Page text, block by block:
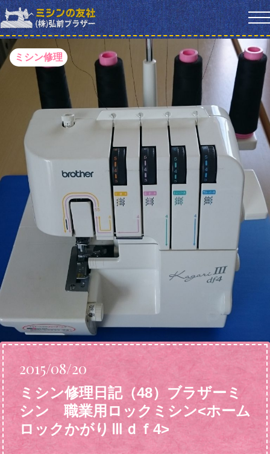
ミシン修理
2015/08/20
ミシン修理日記（48）ブラザーミ
シン 職業用ロックミシン<ホーム
ロックかがりⅢｄｆ4>